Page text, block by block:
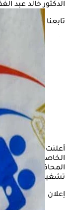
الدكتور خالد عبد
تابعنا على
أعلنت وزارة
الخاصة - نظام
المحافظات، مؤكدةً
تشغيل هذه
إعلان